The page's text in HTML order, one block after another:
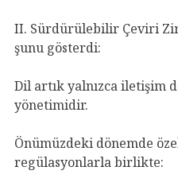
II. Sürdürülebilir Çeviri
şunu gösterdi:
Dil artık yalnızca iletişim
yönetimidir.
Önümüzdeki dönemde
regülasyonlarla birlikte: